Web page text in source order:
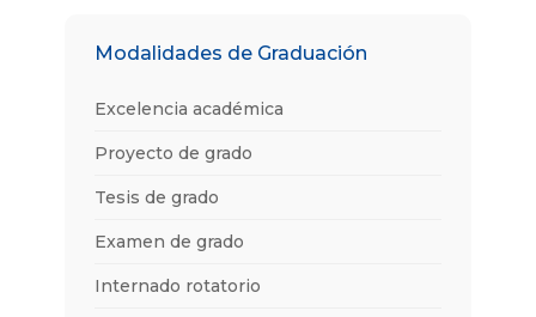
Modalidades de Graduación
Excelencia académica
Proyecto de grado
Tesis de grado
Examen de grado
Internado rotatorio